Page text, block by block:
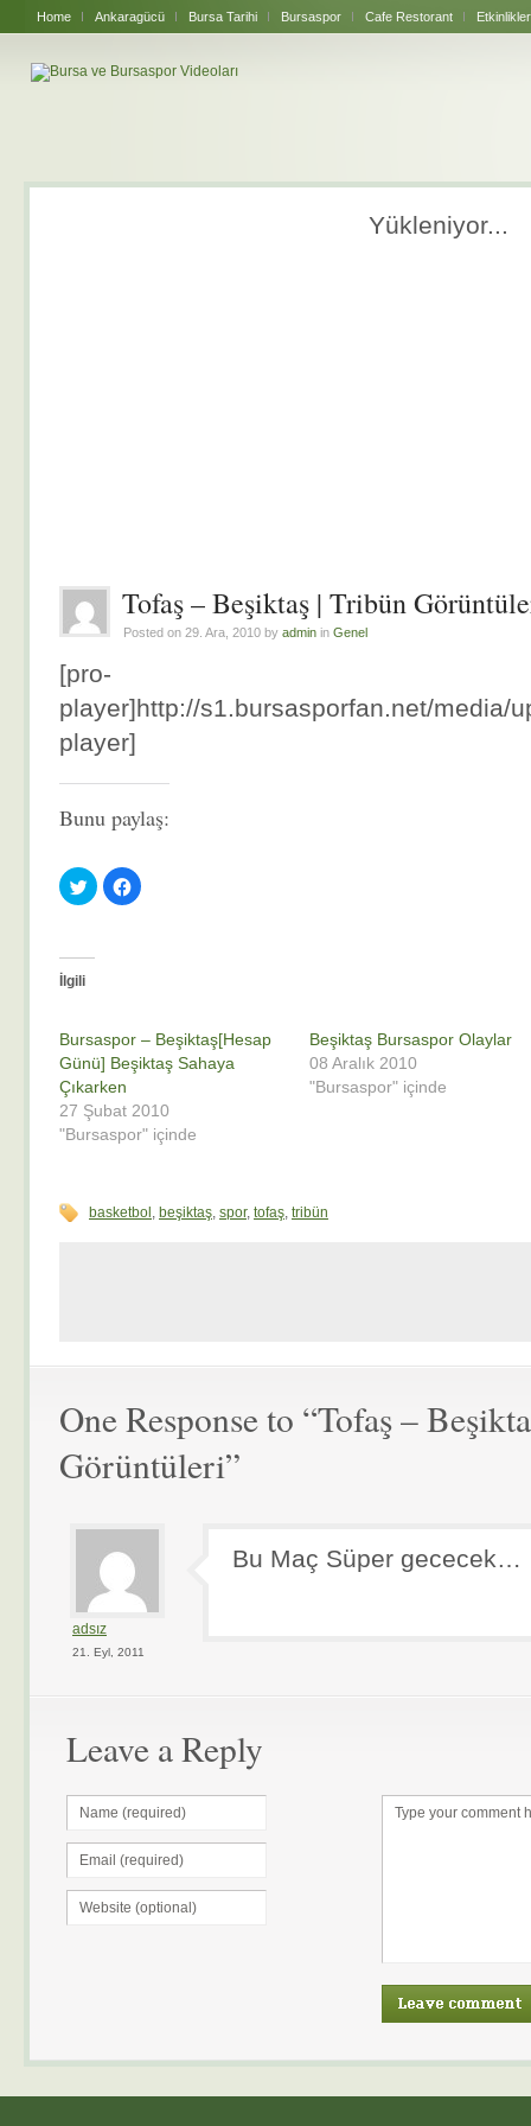
Home Ankaragücü Bursa Tarihi Bursaspor Cafe Restorant Etkinlikler
Yükleniyor...
Tofaş – Beşiktaş | Tribün
Posted on 29. Ara, 2010 by admin in Genel
[pro-
player]http://s1.bursasporfan.net/media/
player]
Bunu paylaş:
Twitter
üzerinde
paylaşmak
(Yeni
Facebook'ta
paylaşmak
İlgili
Bursaspor – Beşiktaş[Hesap
Günü] Beşiktaş Sahaya
Çıkarken
27 Şubat 2010
"Bursaspor" içinde
Beşiktaş Bursaspor Olaylar
08 Aralık 2010
"Bursaspor" içinde
basketbol , beşiktaş, spor, tofaş, tribün
One Response to “Tofaş –
Görüntüleri”
adsız
21. Eyl, 2011
Bu Maç Süper gececek…
Leave a Reply